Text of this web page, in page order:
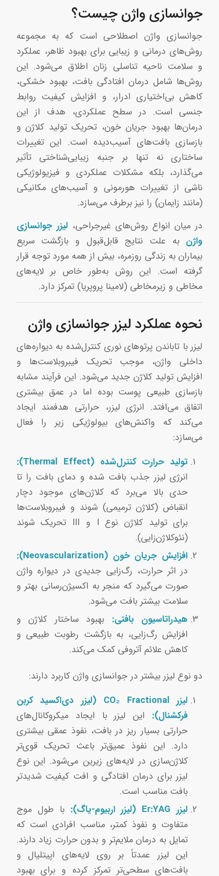
جوانسازی واژن چیست؟
جوانسازی واژن اصطلاحی است که به مجموعه
روش‌های درمانی و زیبایی برای بهبود ظاهر، عملکرد
و سلامت ناحیه تناسلی زنان اطلاق می‌شود. این
روش‌ها شامل درمان افتادگی بافت، بهبود خشکی،
کاهش بی‌اختیاری ادرار، و افزایش کیفیت روابط
جنسی است. در سطح عملکردی، هدف از این
درمان‌ها بهبود جریان خون، تحریک تولید کلاژن و
بازسازی بافت‌های آسیب‌دیده است. این تغییرات
ساختاری نه تنها بر جنبه زیبایی‌شناختی تأثیر
می‌گذارد، بلکه مشکلات عملکردی و فیزیولوژیکی
ناشی از تغییرات هورمونی و آسیب‌های مکانیکی
(مانند زایمان) را نیز برطرف می‌سازد.
در میان انواع روش‌های غیرجراحی،لیزر جوانسازی
واژن به علت نتایج قابل‌قبول و بازگشت سریع
بیماران به زندگی روزمره، بیش از همه مورد توجه قرار
گرفته است. این روش به‌طور خاص بر لایه‌های
مخاطی و زیرمخاطی (لامینا پروپریا) تمرکز دارد.
نحوه عملکرد لیزر جوانسازی واژن
لیزر با تاباندن پرتوهای نوری کنترل‌شده به دیواره‌های
داخلی واژن، موجب تحریک فیبروبلاست‌ها و
افزایش تولید کلاژن جدید می‌شود. این فرآیند مشابه
بازسازی طبیعی پوست بوده اما در عمق بیشتری
اتفاق می‌افتد. انرژی لیزر، حرارتی هدفمند ایجاد
می‌کند که واکنش‌های بیولوژیکی زیر را فعال
می‌سازد:
تولید حرارت کنترل‌شده (Thermal Effect):
انرژی لیزر جذب بافت شده و دمای بافت را تا
حدی بالا می‌برد که کلاژن‌های موجود دچار
انقباض (کلاژن ترمیمی) شوند و فیبروبلاست‌ها
برای تولید کلاژن نوع I و III تحریک شوند
(نئوکلاژن‌زایی).
افزایش جریان خون (Neovascularization):
در اثر حرارت، رگ‌زایی جدیدی در دیواره واژن
صورت می‌گیرد که منجر به اکسیژن‌رسانی بهتر و
سلامت بیشتر بافت می‌شود.
هیدراتاسیون بافتی: بهبود ساختار کلاژن و
افزایش رگ‌زایی، به بازگشت رطوبت طبیعی و
کاهش علائم آتروفی کمک می‌کند.
دو نوع لیزر بیشتر در جوانسازی واژن کاربرد دارند:
لیزر CO₂ Fractional (لیزر دی‌اکسید کربن
فرکشنال): این لیزر با ایجاد میکروکانال‌های
حرارتی بسیار ریز در بافت، نفوذ عمقی بیشتری
دارد. این نفوذ عمیق‌تر باعث تحریک قوی‌تر
کلاژن‌سازی در لایه‌های زیرین می‌شود. این نوع
لیزر برای درمان افتادگی و افت کیفیت شدیدتر
بافت مناسب است.
لیزر Er:YAG (لیزر اربیوم-یاگ):
با طول موج
متفاوت و نفوذ کمتر، مناسب افرادی است که
تمایل به درمان ملایم‌تر و بدون حرارت زیاد دارند.
این لیزر عمدتاً بر روی لایه‌های اپیتلیال و
بافت‌های سطحی‌تر تمرکز کرده و برای بهبود